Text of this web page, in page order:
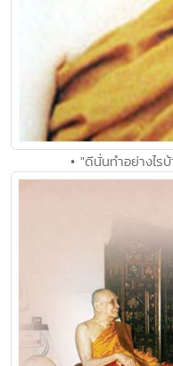
• "ดีนั่นทำอย่างไร